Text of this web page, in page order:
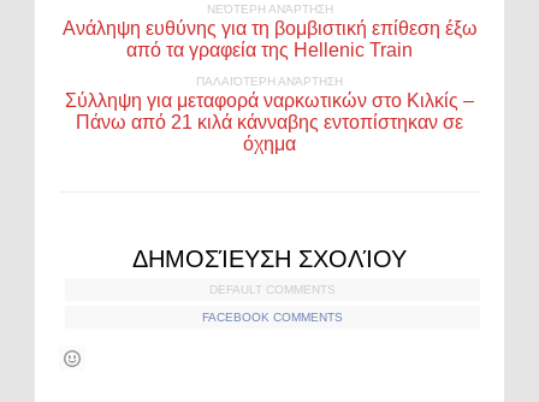
ΝΕΌΤΕΡΗ ΑΝΆΡΤΗΣΗ
Ανάληψη ευθύνης για τη βομβιστική επίθεση έξω
από τα γραφεία της Hellenic Train
ΠΑΛΑΙΌΤΕΡΗ ΑΝΆΡΤΗΣΗ
Σύλληψη για μεταφορά ναρκωτικών στο Κιλκίς –
Πάνω από 21 κιλά κάνναβης εντοπίστηκαν σε
όχημα
ΔΗΜΟΣΊΕΥΣΗ ΣΧΟΛΊΟΥ
DEFAULT COMMENTS
FACEBOOK COMMENTS